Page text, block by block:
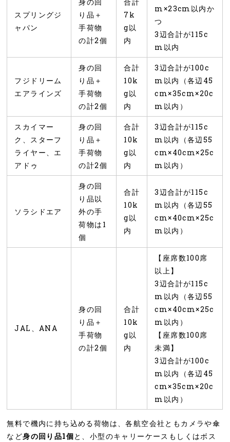
スプリングジ
ャパン
り品＋
手荷物
の計2個
7k
g以
内
m×23cm以内か
つ
3辺合計が115c
m以内
フジドリーム
エアラインズ
身の回
り品＋
手荷物
の計2個
合計
10k
g以
内
3辺合計が100c
m以内（各辺45
cm×35cm×20c
m以内）
スカイマー
ク、スターフ
ライヤー、エ
アドゥ
身の回
り品＋
手荷物
の計2個
合計
10k
g以
内
3辺合計が115c
m以内（各辺55
cm×40cm×25c
m以内）
ソラシドエア
身の回
り品以
外の手
荷物は1
個
合計
10k
g以
内
3辺合計が115c
m以内（各辺55
cm×40cm×25c
m以内）
JAL、ANA
身の回
り品＋
手荷物
の計2個
合計
10k
g以
内
【座席数100席
以上】
3辺合計が115c
m以内（各辺55
cm×40cm×25c
m以内）
【座席数100席
未満】
3辺合計が100c
m以内（各辺45
cm×35cm×20c
m以内）
無料で機内に持ち込める荷物は、各航空会社ともカメラや傘
など身の回り品1個と、小型のキャリーケースもしくはボス